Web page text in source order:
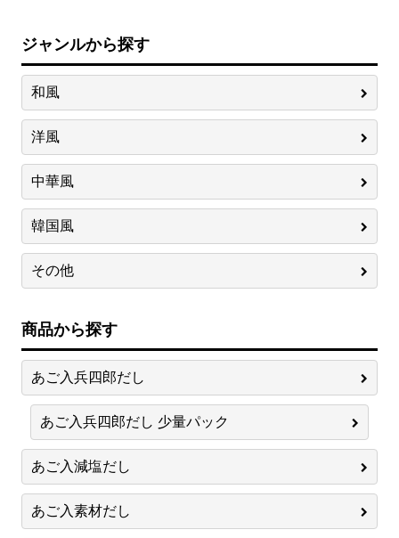
ジャンルから探す
和風
洋風
中華風
韓国風
その他
商品から探す
あご入兵四郎だし
あご入兵四郎だし 少量パック
あご入減塩だし
あご入素材だし